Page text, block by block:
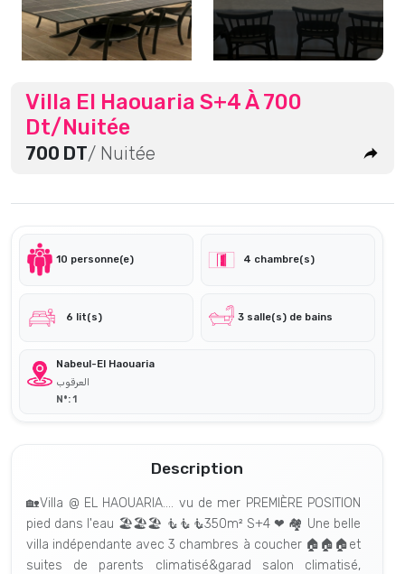
Villa El Haouaria S+4 À 700
Dt/Nuitée
700 DT/ Nuitée
10 personne(e) 4 chambre(s)
6 lit(s) 3 salle(s) de bains
Nabeul-El Haouaria
العرقوب
N°: 1
Description
🏡Villa @ EL HAOUARIA.... vu de mer PREMIÈRE POSITION
pied dans l'eau 🏖🏖🏖 🧜🧜🧜350m² S+4 ❤ 🏘 Une belle
villa indépendante avec 3 chambres à coucher 🏠🏠🏠et
suites de parents climatisé&garad salon climatisé,